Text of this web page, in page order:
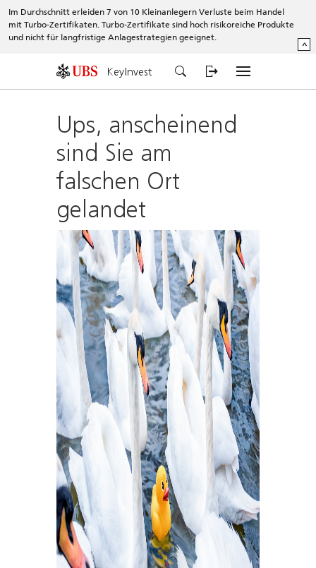
Im Durchschnitt erleiden 7 von 10 Kleinanlegern Verluste beim Handel
mit Turbo-Zertifikaten. Turbo-Zertifikate sind hoch risikoreiche Produkte
und nicht für langfristige Anlagestrategien geeignet.
^
KeyInvest
Ups, anscheinend
sind Sie am
falschen Ort
gelandet